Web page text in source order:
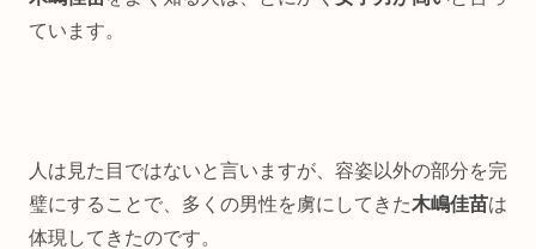
ています。
人は見た目ではないと言いますが、容姿以外の部分を完
璧にすることで、多くの男性を虜にしてきた木嶋佳苗は
体現してきたのです。